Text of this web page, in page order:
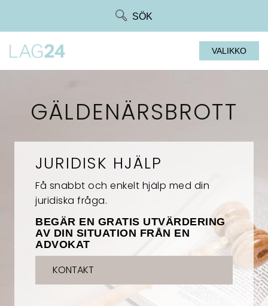
SÖK
VALIKKO
GÄLDENÄRSBROTT
JURIDISK HJÄLP
Få snabbt och enkelt hjälp med din
juridiska fråga.
BEGÄR EN GRATIS UTVÄRDERING
AV DIN SITUATION FRÅN EN
ADVOKAT
KONTAKT